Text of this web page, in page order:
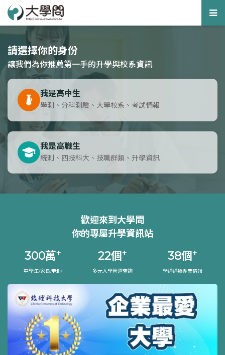
請選擇你的身份
讓我們為你推薦第一手的升學與校系資訊
我是高中生
學測、分科測驗、大學校系、考試情報
我是高職生
統測、四技科大、技職群類、升學資訊
歡迎來到大學問
你的專屬升學資訊站
300萬+
中學生/家長/老師
22個+
多元入學管道查詢
38個+
學群群類專業情報